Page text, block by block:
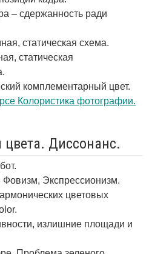
– сдержанность ради
статическая схема.
статическая
комплементарный цвет.
Колористика фотографии.
Диссонанс.
Фовизм, Экспрессионизм.
цветовых
излишние площади и